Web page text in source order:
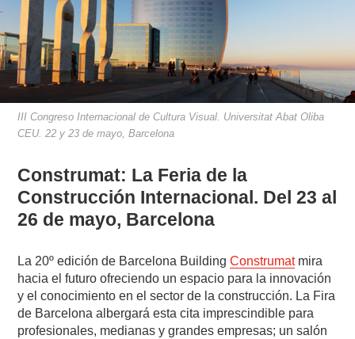
III Congreso Internacional de Cultura Visual. Universitat Abat Oliba
CEU. 22 y 23 de mayo, Barcelona
Construmat: La Feria de la
Construcción Internacional. Del 23 al
26 de mayo, Barcelona
La 20º edición de Barcelona BuildingConstrumatmira
hacia el futuro ofreciendo un espacio para la innovación
y el conocimiento en el sector de la construcción. La Fira
de Barcelona albergará esta cita imprescindible para
profesionales, medianas y grandes empresas; un salón